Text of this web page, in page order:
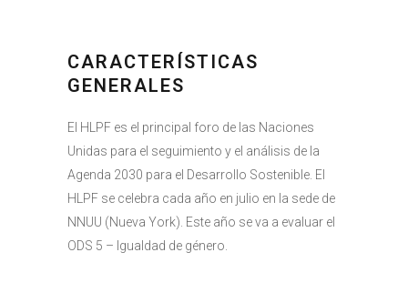
CARACTERÍSTICAS
GENERALES
El HLPF es el principal foro de las Naciones
Unidas para el seguimiento y el análisis de la
Agenda 2030 para el Desarrollo Sostenible. El
HLPF se celebra cada año en julio en la sede de
NNUU (Nueva York). Este año se va a evaluar el
ODS 5 – Igualdad de género.